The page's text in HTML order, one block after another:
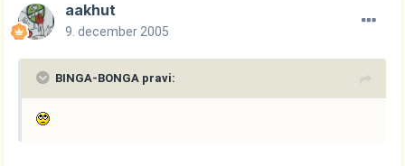
aakhut
9. december 2005
BINGA-BONGA pravi: